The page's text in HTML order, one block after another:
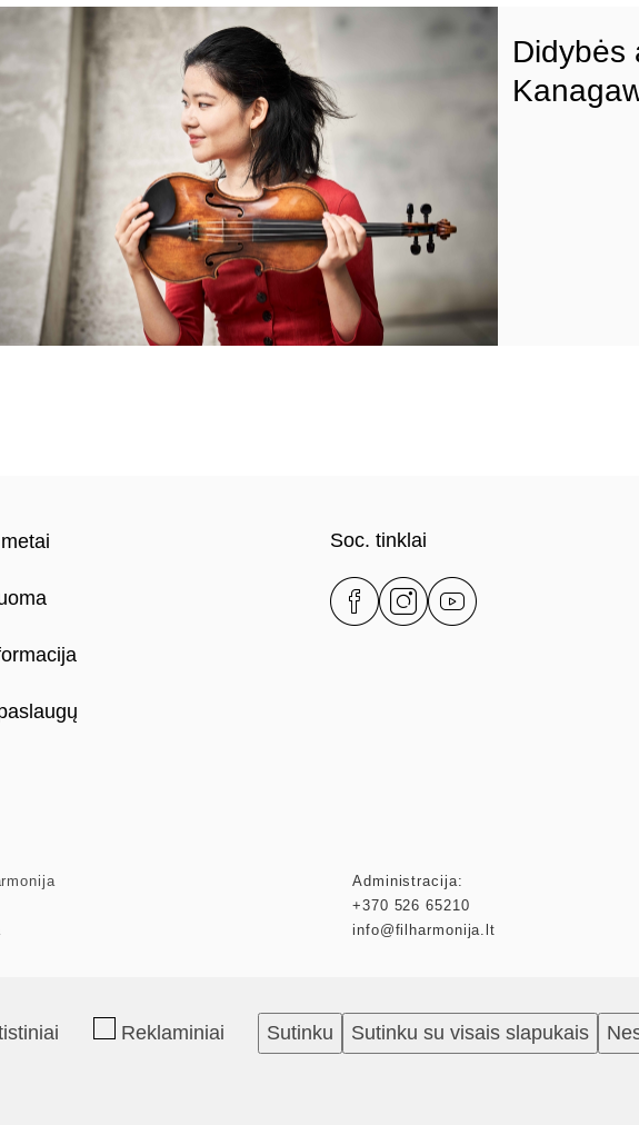
Didybės
Soc. tinklai
Administracija:
+370 526 65210
info@filharmonija.lt
Reklaminiai Sutinku Sutinku su visais slapukais